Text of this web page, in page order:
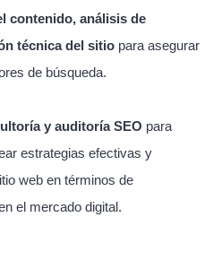
contenido, análisis de
técnica del sitio para asegurar
de búsqueda.
y auditoría SEO para
estrategias efectivas y
web en términos de
el mercado digital.